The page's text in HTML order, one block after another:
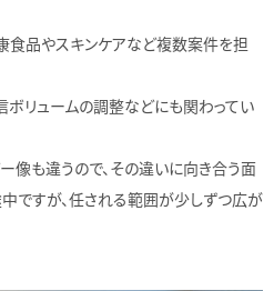
食品やスキンケアなど複数案件を担
リュームの調整などにも関わってい
像も違うので、その違いに向き合う面
ですが、任される範囲が少しずつ広が